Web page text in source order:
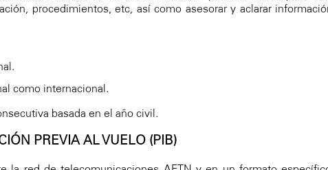
procedimientos, etc, así como asesorar y aclarar
como internacional.
basada en el año civil.
PREVIA AL VUELO (PIB)